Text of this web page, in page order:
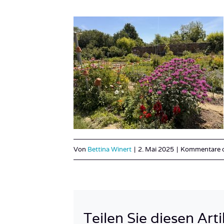
Von Bettina Winert | 2. Mai 2025 | Kommentare
Teilen Sie diesen